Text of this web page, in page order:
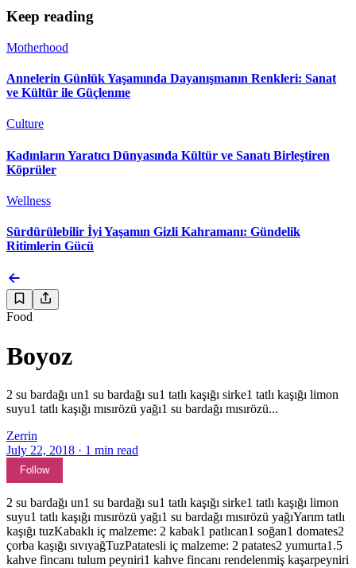
Keep reading
Motherhood
Annelerin Günlük Yaşamında Dayanışmanın Renkleri: Sanat
ve Kültür ile Güçlenme
Culture
Kadınların Yaratıcı Dünyasında Kültür ve Sanatı Birleştiren
Köprüler
Wellness
Sürdürülebilir İyi Yaşamın Gizli Kahramanı: Gündelik
Ritimlerin Gücü
Food
Boyoz
2 su bardağı un1 su bardağı su1 tatlı kaşığı sirke1 tatlı kaşığı limon
suyu1 tatlı kaşığı mısırözü yağı1 su bardağı mısırözü...
Zerrin
July 22, 2018 · 1 min read
Follow
2 su bardağı un1 su bardağı su1 tatlı kaşığı sirke1 tatlı kaşığı limon
suyu1 tatlı kaşığı mısırözü yağı1 su bardağı mısırözü yağıYarım tatlı
kaşığı tuzKabaklı iç malzeme: 2 kabak1 patlıcan1 soğan1 domates2
çorba kaşığı sıvıyağTuzPatatesli iç malzeme: 2 patates2 yumurta1.5
kahve fincanı tulum peyniri1 kahve fincanı rendelenmiş kaşarpeyniri